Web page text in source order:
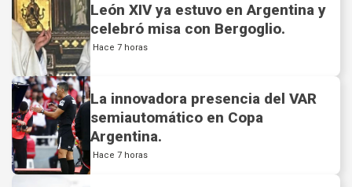
León XIV ya estuvo en Argentina y
celebró misa con Bergoglio.
Hace 7 horas
La innovadora presencia del VAR
semiautomático en Copa
Argentina.
Hace 7 horas